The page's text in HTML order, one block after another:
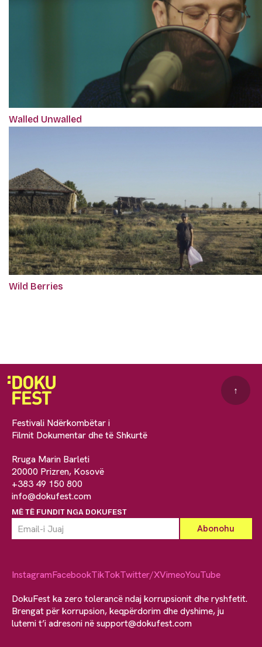
Walled Unwalled
Wild Berries
Festivali Ndërkombëtar i
Filmit Dokumentar dhe të Shkurtë
Rruga Marin Barleti
20000 Prizren, Kosovë
+383 49 150 800
info@dokufest.com
MË TË FUNDIT NGA DOKUFEST
↑
InstagramFacebookTikTokTwitter/XVimeoYouTube
DokuFest ka zero tolerancë ndaj korrupsionit dhe ryshfetit.
Brengat për korrupsion, keqpërdorim dhe dyshime, ju
lutemi t’i adresoni nësupport@dokufest.com